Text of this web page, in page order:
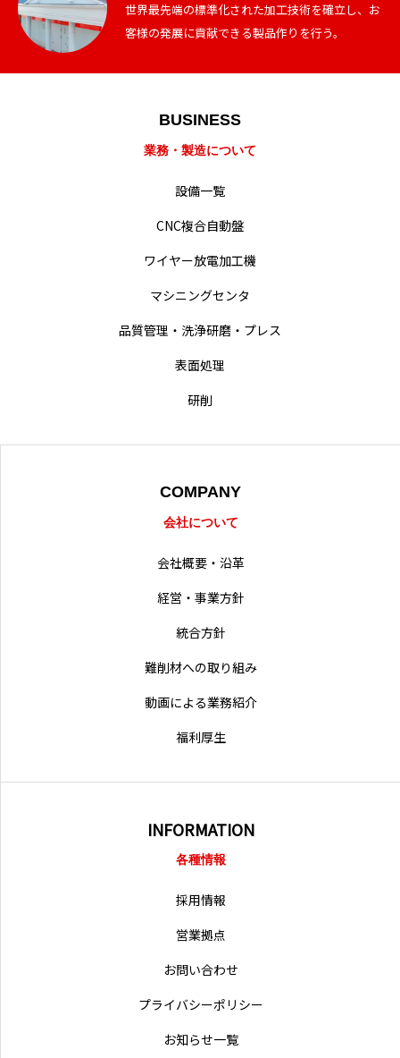
業務・製造紹介
難削材への取り組み
世界最先端の標準化された加工技術を確立し、お
客様の発展に貢献できる製品作りを行う。
BUSINESS
業務・製造について
設備一覧
CNC複合自動盤
ワイヤー放電加工機
マシニングセンタ
品質管理・洗浄研磨・プレス
表面処理
研削
COMPANY
会社について
会社概要・沿革
経営・事業方針
統合方針
難削材への取り組み
動画による業務紹介
福利厚生
INFORMATION
各種情報
採用情報
営業拠点
お問い合わせ
プライバシーポリシー
お知らせ一覧